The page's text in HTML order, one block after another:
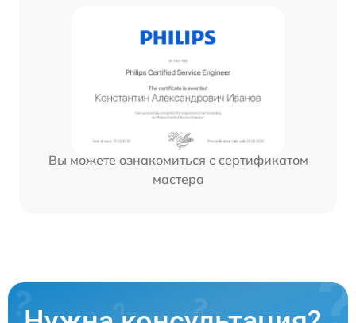
Вы можете ознакомиться с сертификатом
мастера